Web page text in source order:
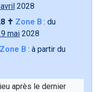
2028
✝️ Zone B : du
mai 2028
Zone B : à partir du
après le dernier